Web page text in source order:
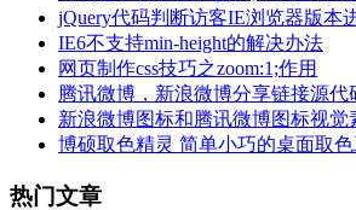
jQuery代码判断访客IE浏览器版本
IE6不支持min-height的解决办法
网页制作css技巧之zoom:1;作用
腾讯微博，新浪微博分享链接源代
新浪微博图标和腾讯微博图标视觉
博硕取色精灵 简单小巧的桌面取
热门文章